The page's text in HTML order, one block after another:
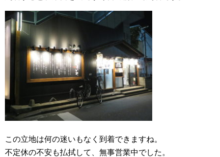
この立地は何の迷いもなく到着できますね。
不定休の不安も払拭して、無事営業中でした。